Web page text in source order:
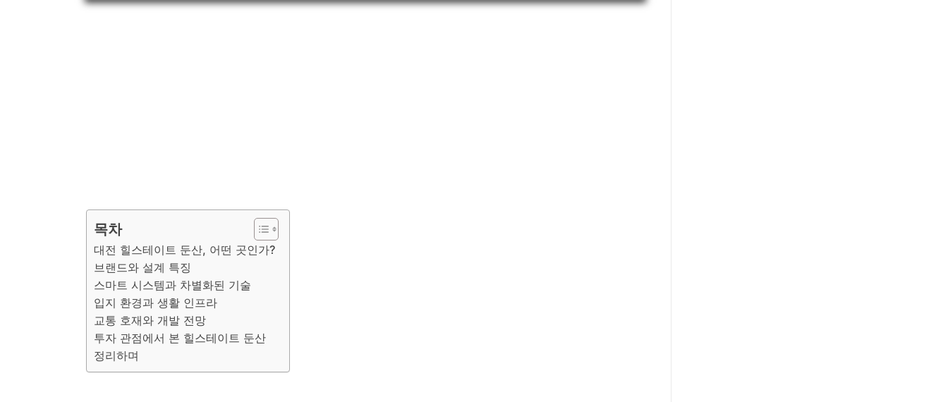
목차
대전 힐스테이트 둔산, 어떤 곳인가?
브랜드와 설계 특징
스마트 시스템과 차별화된 기술
입지 환경과 생활 인프라
교통 호재와 개발 전망
투자 관점에서 본 힐스테이트 둔산
정리하며